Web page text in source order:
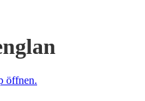
öffnen.